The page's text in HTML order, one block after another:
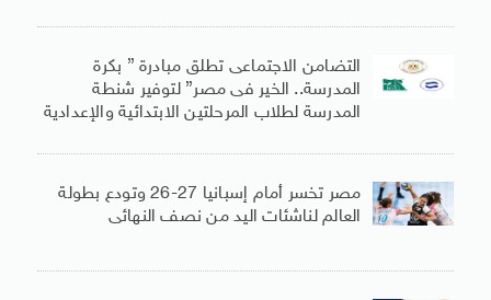
التضامن الاجتماعى تطلق مبادرة ” بكرة
المدرسة.. الخير فى مصر” لتوفير شنطة
المدرسة لطلاب المرحلتين الابتدائية والإعدادية
مصر تخسر أمام إسبانيا 27-26 وتودع بطولة
العالم لناشئات اليد من نصف النهائى